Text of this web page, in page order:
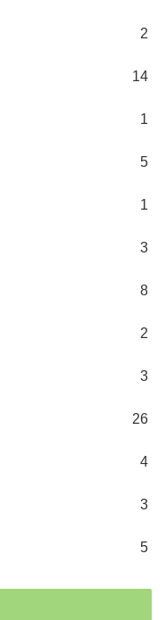
2
14
1
5
1
3
8
2
3
26
4
3
5